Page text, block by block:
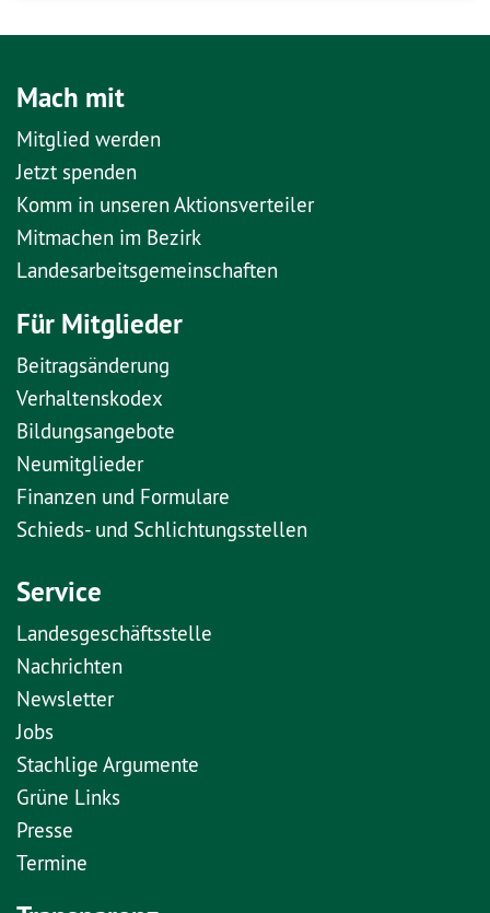
Mach mit
Mitglied werden
Jetzt spenden
Komm in unseren Aktionsverteiler
Mitmachen im Bezirk
Landesarbeitsgemeinschaften
Für Mitglieder
Beitragsänderung
Verhaltenskodex
Bildungsangebote
Neumitglieder
Finanzen und Formulare
Schieds- und Schlichtungsstellen
Service
Landesgeschäftsstelle
Nachrichten
Newsletter
Jobs
Stachlige Argumente
Grüne Links
Presse
Termine